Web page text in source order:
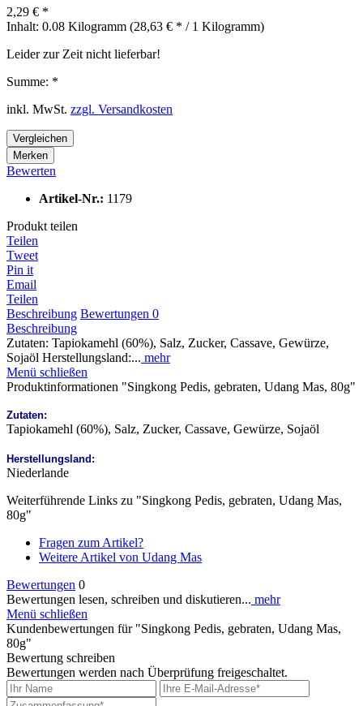
2,29 € *
Inhalt: 0.08 Kilogramm (28,63 € * / 1 Kilogramm)
Leider zur Zeit nicht lieferbar!
Summe: *
inkl. MwSt. zzgl. Versandkosten
Vergleichen
Merken
Bewerten
Artikel-Nr.: 1179
Produkt teilen
Teilen
Tweet
Pin it
Email
Teilen
Beschreibung Bewertungen 0
Beschreibung
Zutaten: Tapiokamehl (60%), Salz, Zucker, Cassave, Gewürze,
Sojaöl Herstellungsland:... mehr
Menü schließen
Produktinformationen "Singkong Pedis, gebraten, Udang Mas, 80g"
Zutaten:
Tapiokamehl (60%), Salz, Zucker, Cassave, Gewürze, Sojaöl
Herstellungsland:
Niederlande
Weiterführende Links zu "Singkong Pedis, gebraten, Udang Mas,
80g"
Fragen zum Artikel?
Weitere Artikel von Udang Mas
Bewertungen 0
Bewertungen lesen, schreiben und diskutieren... mehr
Menü schließen
Kundenbewertungen für "Singkong Pedis, gebraten, Udang Mas,
80g"
Bewertung schreiben
Bewertungen werden nach Überprüfung freigeschaltet.